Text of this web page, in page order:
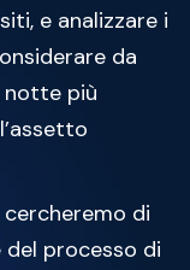
e analizzare i
da
notte più
di
processo di